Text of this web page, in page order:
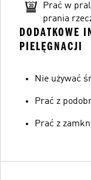
Prać w
prania
DODATKOWE
PIELĘGNACJI
Nie używać
Prać z
Prać z